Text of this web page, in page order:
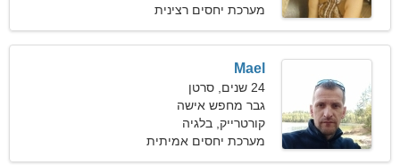
מערכת יחסים רצינית
Mael
24 שנים, סרטן
גבר מחפש אישה
קורטרייק, בלגיה
מערכת יחסים אמיתית